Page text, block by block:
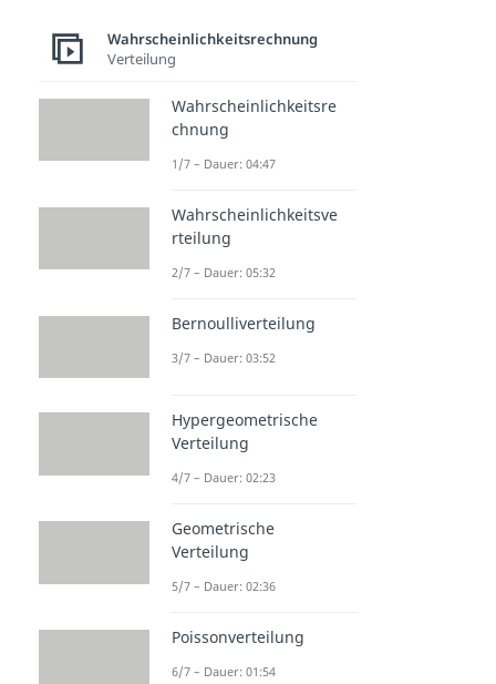
Wahrscheinlichkeitsrechnung
Verteilung
Wahrscheinlichkeitsre
chnung
1/7 – Dauer: 04:47
Wahrscheinlichkeitsve
rteilung
2/7 – Dauer: 05:32
Bernoulliverteilung
3/7 – Dauer: 03:52
Hypergeometrische
Verteilung
4/7 – Dauer: 02:23
Geometrische
Verteilung
5/7 – Dauer: 02:36
Poissonverteilung
6/7 – Dauer: 01:54